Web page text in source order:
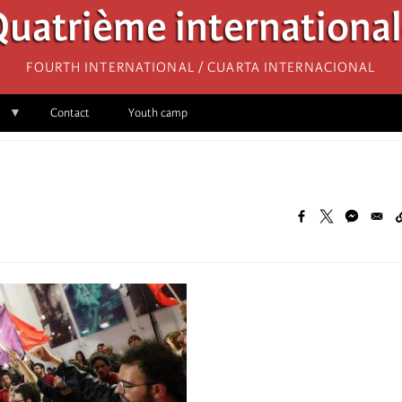
Fourth International / Cuarta Internacional
Contact Youth camp